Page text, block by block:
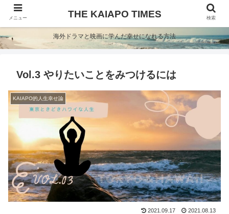
海外ドラマと映画に学んだ幸せになれる方法
Vol.3 やりたいことをみつけるには
KAIAPO的人生幸せ論
2021.09.17 2021.08.13
メニュー THE KAIAPO TIMES 検索